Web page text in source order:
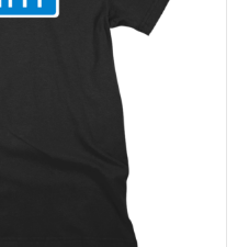
tuotteen